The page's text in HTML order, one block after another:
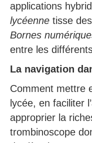
applications
lycéenne tisse
Bornes
entre les
La navigation
Comment mettre
lycée, en faciliter
approprier la
trombinoscope